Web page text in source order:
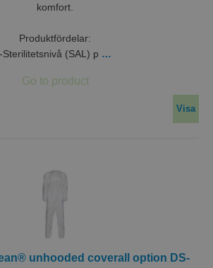
komfort.
Produktfördelar:
-Sterilitetsnivå (SAL) p …
Visa
unhooded coverall option DS-